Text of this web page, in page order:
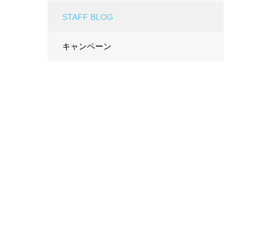
STAFF BLOG
キャンペーン